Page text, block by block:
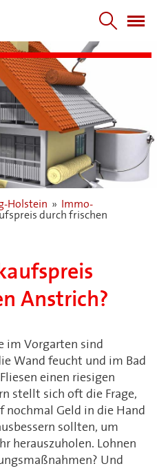
Holstein »
Immo-
durch frischen
Anstrich?
im Vorgarten sind
Wand feucht und im Bad
einen riesigen
stellt sich oft die Frage,
nochmal Geld in die Hand
sollten, um
herauszuholen. Lohnen
Und